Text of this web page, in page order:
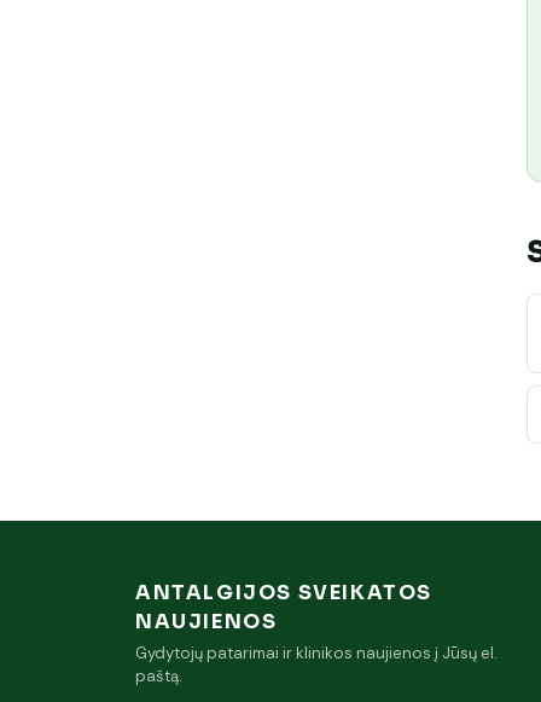
ANTALGIJOS SVEIKATOS
NAUJIENOS
Gydytojų patarimai ir klinikos naujienos į Jūsų el.
paštą.